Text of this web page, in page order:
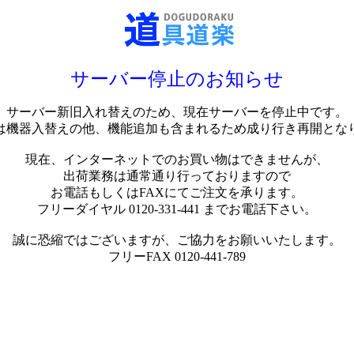
サーバー停止のお知らせ
サーバー新旧入れ替えのため、現在サーバーを停止中です。
機器入替えの他、機能追加も含まれるため成り行き再開とな
現在、インターネットでのお買い物はできませんが、
出荷業務は通常通り行っておりますので
お電話もしくはFAXにてご注文を承ります。
フリーダイヤル 0120-331-441 までお電話下さい。
誠に恐縮ではございますが、ご協力をお願いいたします。
フリーFAX 0120-441-789